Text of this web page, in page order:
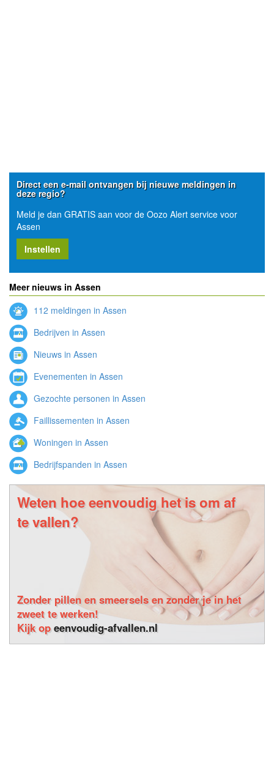
Direct een e-mail ontvangen bij nieuwe meldingen in
deze regio?
Meld je dan GRATIS aan voor de Oozo Alert service voor
Assen
Instellen
Meer nieuws in Assen
112 meldingen in Assen
Bedrijven in Assen
Nieuws in Assen
Evenementen in Assen
Gezochte personen in Assen
Faillissementen in Assen
Woningen in Assen
Bedrijfspanden in Assen
Weten hoe eenvoudig het is om af
te vallen?
Zonder pillen en smeersels en zonder je in het
zweet te werken!
Kijk opeenvoudig-afvallen.nl